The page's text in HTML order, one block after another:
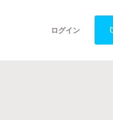
ログイン